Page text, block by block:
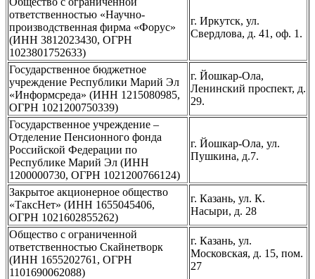
ответственностью «Научно-
производственная фирма «Форус»
(ИНН 3812023430, ОГРН
1023801752633)
г. Иркутск, ул.
Свердлова, д. 41, оф. 1.
Государственное бюджетное
учреждение Республики Марий Эл
«Информсреда» (ИНН 1215080985,
ОГРН 1021200750339)
г. Йошкар-Ола,
Ленинский проспект, д.
29.
Государственное учреждение –
Отделение Пенсионного фонда
Российской Федерации по
Республике Марий Эл (ИНН
1200000730, ОГРН 1021200766124)
г. Йошкар-Ола, ул.
Пушкина, д.7.
Закрытое акционерное общество
«ТаксНет» (ИНН 1655045406,
ОГРН 1021602855262)
г. Казань, ул. К.
Насыри, д. 28
Общество с ограниченной
ответственностью Скайнетворк
(ИНН 1655202761, ОГРН
1101690062088)
г. Казань, ул.
Московская, д. 15, пом.
27